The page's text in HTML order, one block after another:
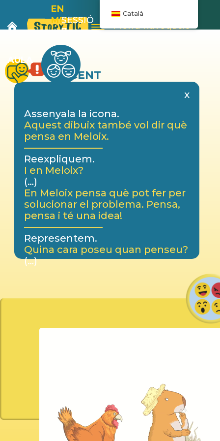
EN
MELOIX
I
L’AUTOBÚS
SESSIÓ
7
Menú navegació
AULA
DOCENT
x
Assenyala la icona.
Aquest dibuix també vol dir què
pensa en Meloix.
————————
Reexpliquem.
I en Meloix?
(…)
En Meloix pensa què pot fer per
solucionar el problema. Pensa,
pensa i té una idea!
————————
Representem.
Quina cara poseu quan penseu?
(…)
Català